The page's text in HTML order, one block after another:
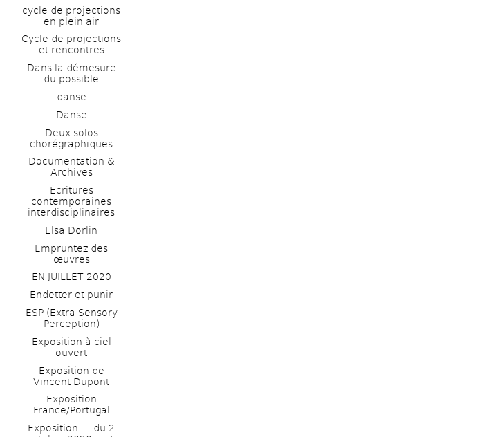
cycle de projections
en plein air
Cycle de projections
et rencontres
Dans la démesure
du possible
danse
Danse
Deux solos
chorégraphiques
Documentation &
Archives
Écritures
contemporaines
interdisciplinaires
Elsa Dorlin
Empruntez des
œuvres
EN JUILLET 2020
Endetter et punir
ESP (Extra Sensory
Perception)
Exposition à ciel
ouvert
Exposition de
Vincent Dupont
Exposition
France/Portugal
Exposition ― du 2